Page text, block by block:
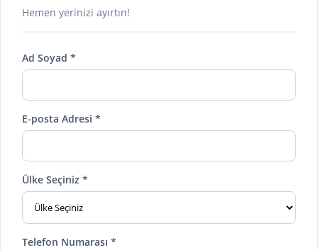
Hemen yerinizi ayırtın!
Ad Soyad *
E-posta Adresi *
Ülke Seçiniz *
Telefon Numarası *